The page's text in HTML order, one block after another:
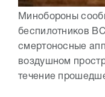
Минобороны
беспилотников
смертоносные
воздушном
течение